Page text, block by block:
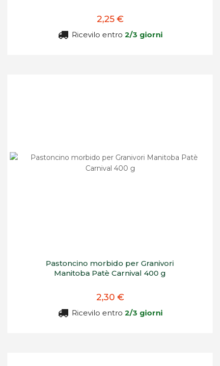
2,25 €
Ricevilo entro 2/3 giorni
Pastoncino morbido per Granivori
Manitoba Patè Carnival 400 g
2,30 €
Ricevilo entro 2/3 giorni